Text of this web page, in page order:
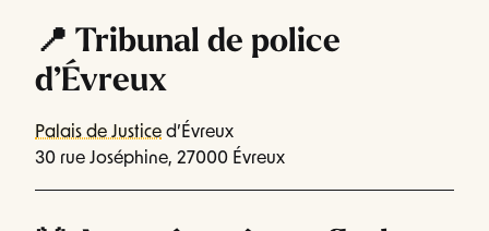
📍 Tribunal de police
d’Évreux
Palais de Justice d’Évreux
30 rue Joséphine, 27000 Évreux